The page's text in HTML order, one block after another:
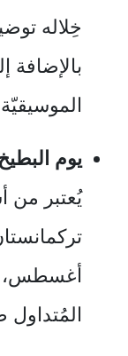
خِلاله
بالإضافة
يوم
يُعتبر من
أغسطس،
المُتداول